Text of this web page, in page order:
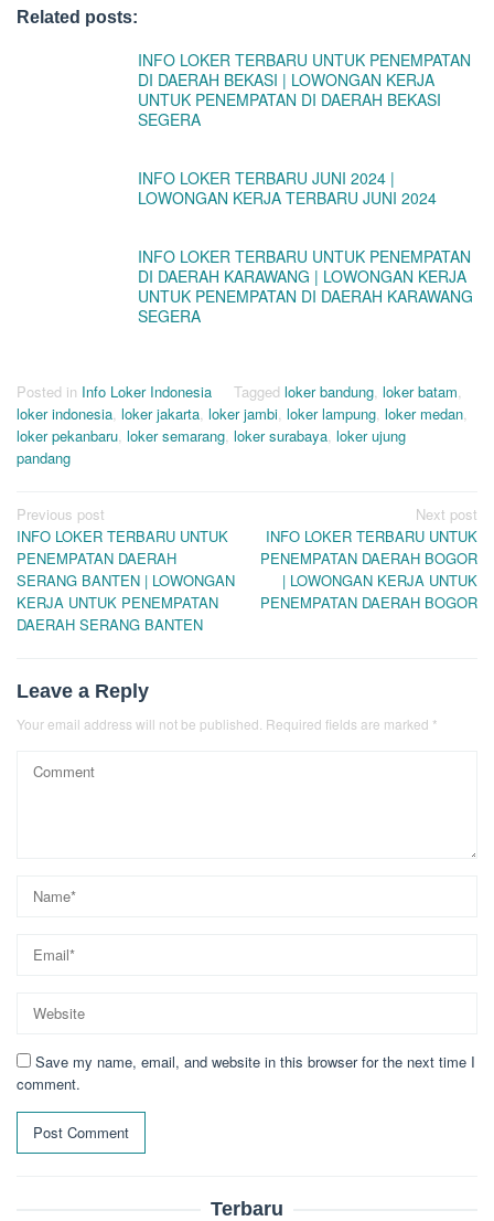
Related posts:
INFO LOKER TERBARU UNTUK PENEMPATAN
DI DAERAH BEKASI | LOWONGAN KERJA
UNTUK PENEMPATAN DI DAERAH BEKASI
SEGERA
INFO LOKER TERBARU JUNI 2024 |
LOWONGAN KERJA TERBARU JUNI 2024
INFO LOKER TERBARU UNTUK PENEMPATAN
DI DAERAH KARAWANG | LOWONGAN KERJA
UNTUK PENEMPATAN DI DAERAH KARAWANG
SEGERA
Posted in Info Loker Indonesia Tagged loker bandung, loker batam,
loker indonesia, loker jakarta, loker jambi, loker lampung, loker medan,
loker pekanbaru, loker semarang, loker surabaya, loker ujung
pandang
Post
navigation
Previous post
INFO LOKER TERBARU UNTUK
PENEMPATAN DAERAH
SERANG BANTEN | LOWONGAN
KERJA UNTUK PENEMPATAN
DAERAH SERANG BANTEN
Next post
INFO LOKER TERBARU UNTUK
PENEMPATAN DAERAH BOGOR
| LOWONGAN KERJA UNTUK
PENEMPATAN DAERAH BOGOR
Leave a Reply
Your email address will not be published. Required fields are marked *
Save my name, email, and website in this browser for the next time I
comment.
Terbaru